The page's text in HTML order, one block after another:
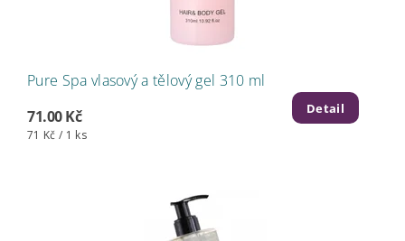
Pure Spa vlasový a tělový gel 310 ml
71.00 Kč
71 Kč / 1 ks
Detail